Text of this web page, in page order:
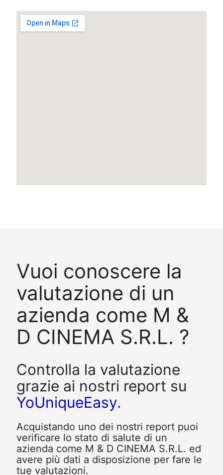
Vuoi conoscere la
valutazione di un
azienda come M &
D CINEMA S.R.L. ?
Controlla la valutazione
grazie ai nostri report su
YoUniqueEasy.
Acquistando uno dei nostri report puoi
verificare lo stato di salute di un
azienda come M & D CINEMA S.R.L. ed
avere più dati a disposizione per fare le
tue valutazioni.